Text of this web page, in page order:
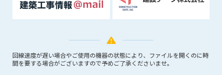
回線速度が遅い場合やご使用の機器の状態により、ファイルを開くのに時
間を要する場合がございますので予めご了承くださいませ。
(2) 建設資料館の運営および保守管理上、必要と判断した場合
(3) 広告掲載料金の支払が遅延した場合
管理者は、会員の承諾なく、本サービス内容の変更(新規追加、